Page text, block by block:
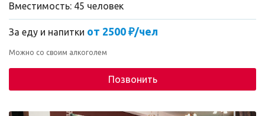
Вместимость: 45 человек
За еду и напитки от 2500 ₽/чел
Можно со своим алкоголем
Позвонить